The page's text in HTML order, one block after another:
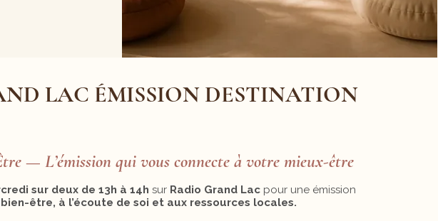
LAC ÉMISSION DESTINATION
— L’émission qui vous connecte à votre mieux-être
sur deux de 13h à 14h surRadio Grand Lac pour une émission
être, à l’écoute de soi et aux ressources locales.